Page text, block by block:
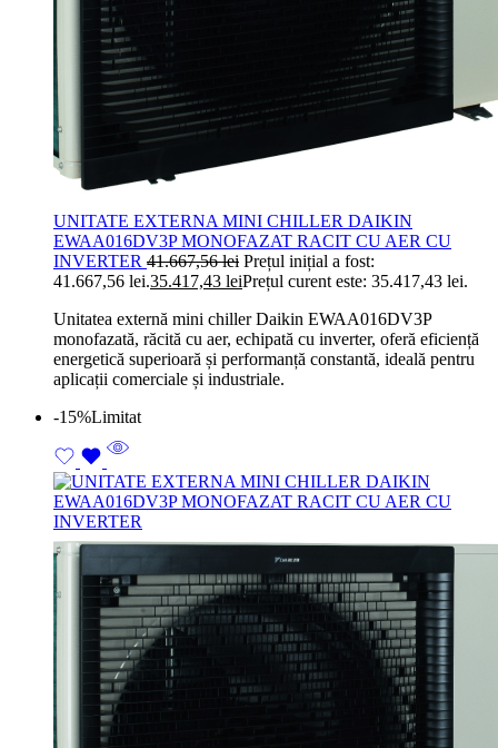
UNITATE EXTERNA MINI CHILLER DAIKIN
EWAA016DV3P MONOFAZAT RACIT CU AER CU
INVERTER 41.667,56lei Prețul inițial a fost:
41.667,56 lei.35.417,43 leiPrețul curent este: 35.417,43 lei.
Unitatea externă mini chiller Daikin EWAA016DV3P
monofazată, răcită cu aer, echipată cu inverter, oferă eficiență
energetică superioară și performanță constantă, ideală pentru
aplicații comerciale și industriale.
-15%Limitat